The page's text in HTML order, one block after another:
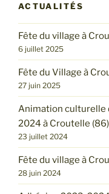
ACTUALITÉS
Fête du village à
6 juillet 2025
Fête du Village à
27 juin 2025
Animation culturelle
2024 à Croutelle (86)
23 juillet 2024
Fête du village à
28 juin 2024